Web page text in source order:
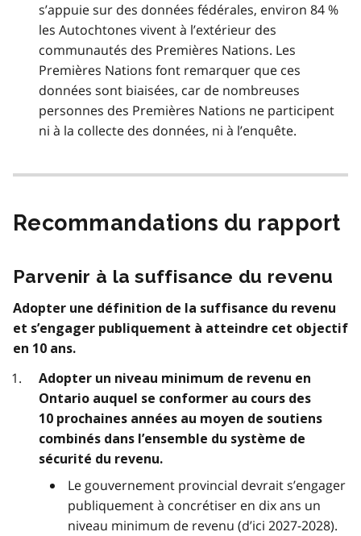
s’appuie sur des données fédérales, environ 84 %
les Autochtones vivent à l’extérieur des
communautés des Premières Nations. Les
Premières Nations font remarquer que ces
données sont biaisées, car de nombreuses
personnes des Premières Nations ne participent
ni à la collecte des données, ni à l’enquête.
Recommandations du rapport
Parvenir à la suffisance du revenu
Adopter une définition de la suffisance du revenu
et s’engager publiquement à atteindre cet objectif
en 10 ans.
Adopter un niveau minimum de revenu en
Ontario auquel se conformer au cours des
10 prochaines années au moyen de soutiens
combinés dans l’ensemble du système de
sécurité du revenu.
Le gouvernement provincial devrait s’engager
publiquement à concrétiser en dix ans un
niveau minimum de revenu (d’ici 2027-2028).